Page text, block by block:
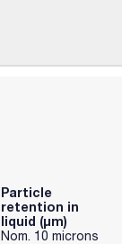
Particle
retention in
liquid (μm)
Nom. 10 microns